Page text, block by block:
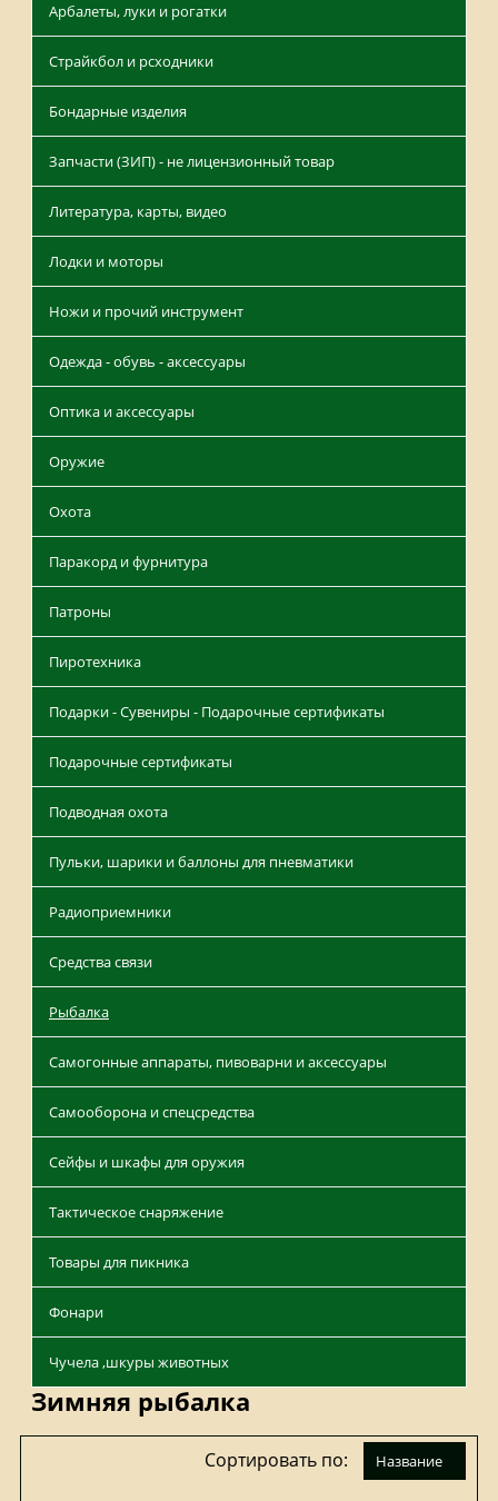
Арбалеты, луки и рогатки
Страйкбол и рсходники
Бондарные изделия
Запчасти (ЗИП) - не лицензионный товар
Литература, карты, видео
Лодки и моторы
Ножи и прочий инструмент
Одежда - обувь - аксессуары
Оптика и аксессуары
Оружие
Охота
Паракорд и фурнитура
Патроны
Пиротехника
Подарки - Сувениры - Подарочные сертификаты
Подарочные сертификаты
Подводная охота
Пульки, шарики и баллоны для пневматики
Радиоприемники
Средства связи
Рыбалка
Самогонные аппараты, пивоварни и аксессуары
Самооборона и спецсредства
Сейфы и шкафы для оружия
Тактическое снаряжение
Товары для пикника
Фонари
Чучела ,шкуры животных
Зимняя рыбалка
Сортировать по: название